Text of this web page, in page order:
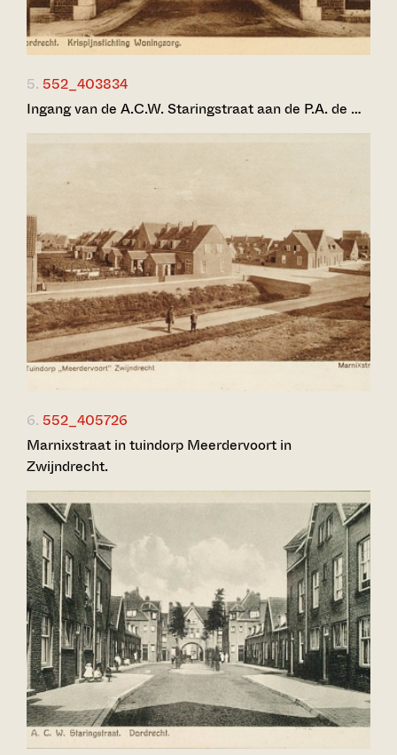
5. 552_403834
Ingang van de A.C.W. Staringstraat aan de P.A. de …
6. 552_405726
Marnixstraat in tuindorp Meerdervoort in
Zwijndrecht.